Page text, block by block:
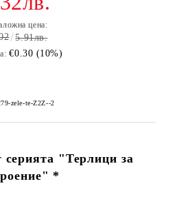
цена:
5.91лв.
€0.30 (10%)
zele-te-Z2Z--2
серията "Терлици за
*